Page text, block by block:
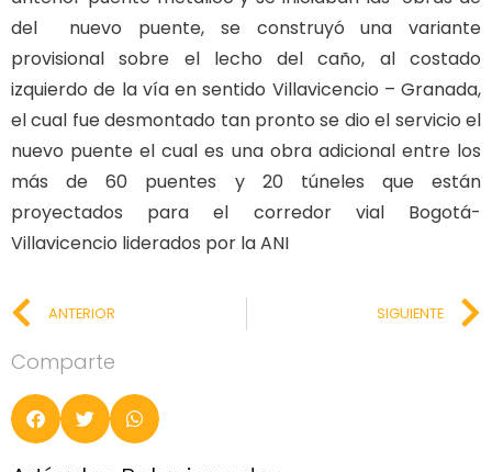
del nuevo puente, se construyó una variante
provisional sobre el lecho del caño, al costado
izquierdo de la vía en sentido Villavicencio – Granada,
el cual fue desmontado tan pronto se dio el servicio el
nuevo puente el cual es una obra adicional entre los
más de 60 puentes y 20 túneles que están
proyectados para el corredor vial Bogotá-
Villavicencio liderados por la ANI
ANTERIOR SIGUIENTE
Comparte